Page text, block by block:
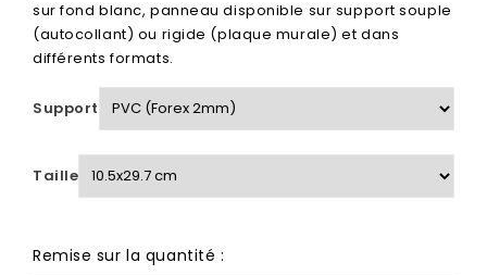
sur fond blanc, panneau disponible sur support souple
(autocollant) ou rigide (plaque murale) et dans
différents formats.
Support
Taille
Remise sur la quantité :